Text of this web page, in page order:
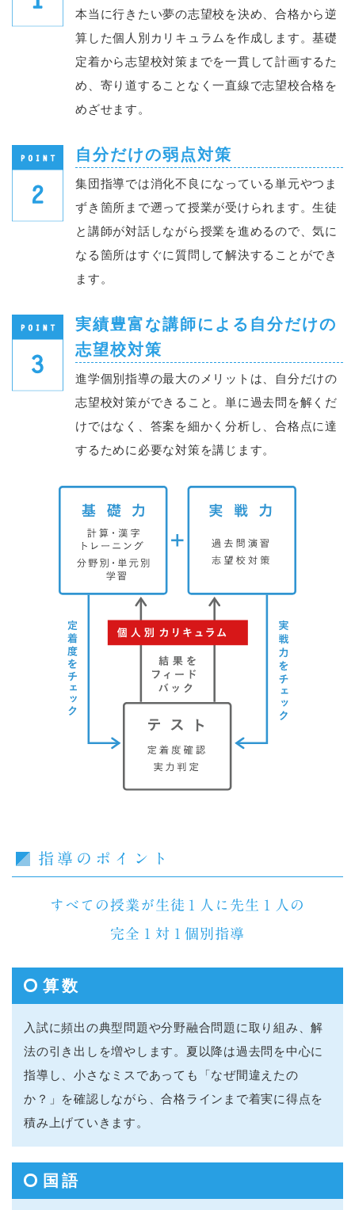
本当に行きたい夢の志望校を決め、合格から逆
算した個人別カリキュラムを作成します。基礎
定着から志望校対策までを一貫して計画するた
め、寄り道することなく一直線で志望校合格を
めざせます。
自分だけの弱点対策
集団指導では消化不良になっている単元やつま
ずき箇所まで遡って授業が受けられます。生徒
と講師が対話しながら授業を進めるので、気に
なる箇所はすぐに質問して解決することができ
ます。
実績豊富な講師による自分だけの
志望校対策
進学個別指導の最大のメリットは、自分だけの
志望校対策ができること。単に過去問を解くだ
けではなく、答案を細かく分析し、合格点に達
するために必要な対策を講じます。
指導のポイント
すべての授業が生徒１人に先生１人の
完全１対１個別指導
算数
入試に頻出の典型問題や分野融合問題に取り組み、解
法の引き出しを増やします。夏以降は過去問を中心に
指導し、小さなミスであっても「なぜ間違えたの
か？」を確認しながら、合格ラインまで着実に得点を
積み上げていきます。
国語